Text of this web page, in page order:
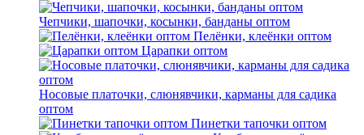
Чепчики, шапочки, косынки, банданы оптом
Пелёнки, клеёнки оптом
Царапки оптом
Носовые платочки, слюнявчики, карманы для садика
оптом
Пинетки тапочки оптом